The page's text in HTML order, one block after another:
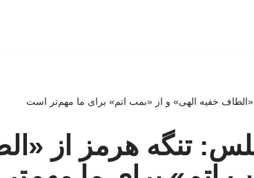
خفیه الهی» و از «بمب اتم» برای ما مهم‌تر است
تنگه هرمز از